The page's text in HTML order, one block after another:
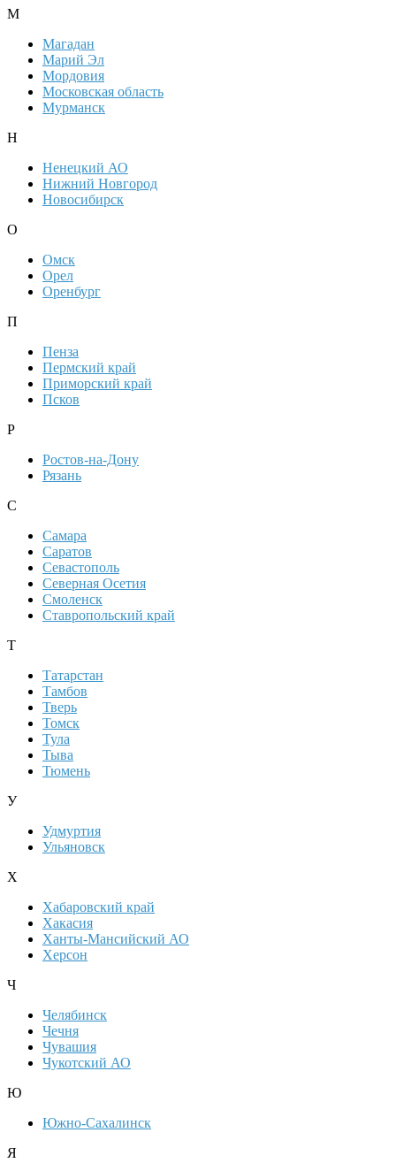
М
Магадан
Марий Эл
Мордовия
Московская область
Мурманск
Н
Ненецкий АО
Нижний Новгород
Новосибирск
О
Омск
Орел
Оренбург
П
Пенза
Пермский край
Приморский край
Псков
Р
Ростов-на-Дону
Рязань
С
Самара
Саратов
Севастополь
Северная Осетия
Смоленск
Ставропольский край
Т
Татарстан
Тамбов
Тверь
Томск
Тула
Тыва
Тюмень
У
Удмуртия
Ульяновск
Х
Хабаровский край
Хакасия
Ханты-Мансийский АО
Херсон
Ч
Челябинск
Чечня
Чувашия
Чукотский АО
Ю
Южно-Сахалинск
Я